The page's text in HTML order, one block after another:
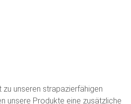
unseren strapazierfähigen
unsere Produkte eine zusätzliche